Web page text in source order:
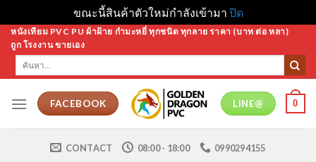
ขณะนี้สินค้าตัวใหม่กำลังเข้ามา ปิด
Skip
content
หนังเทียม PVC PU ผ้าฝ้าย กำมะหยี่ ทุกชนิด ทุกลาย ราคา (บาท ต่อ หลา)
ถูก โรงงาน ขายเอง
ค้นหา:
FACEBOOK LINE@ 0
CONTACT 08:00 - 18:00 0990294155